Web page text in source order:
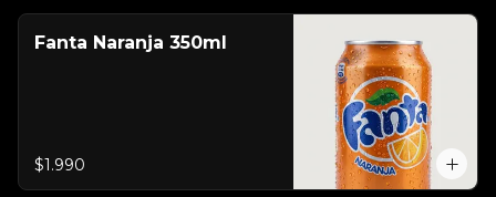
Fanta Naranja 350ml
$1.990